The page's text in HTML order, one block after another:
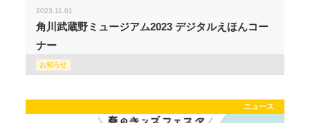
2023.11.01
角川武蔵野ミュージアム2023 デジタルえほんコー
ナー
お知らせ
ニュース